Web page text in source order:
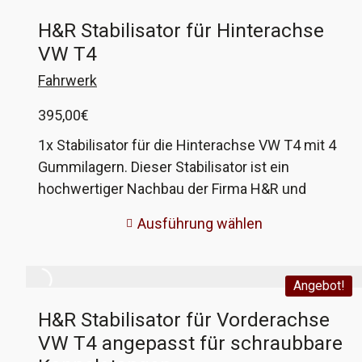
H&R Stabilisator für Hinterachse
VW T4
Fahrwerk
395,00€
1x Stabilisator für die Hinterachse VW T4 mit 4
Gummilagern. Dieser Stabilisator ist ein
hochwertiger Nachbau der Firma H&R und
Original von VW. Der 28mm-Stabi wurde ab Werk
30mm-Stabi gab es ab Werk nicht. Jedem
Stabilisator liegen 4 dazu passende Gummilager
für die Aufnahmepunkte bei. Achtung! Die
Stabilisatoren können so nur an Fahrzeugen
Ausführung wählen
Angebot!
H&R Stabilisator für Vorderachse
VW T4 angepasst für schraubbare